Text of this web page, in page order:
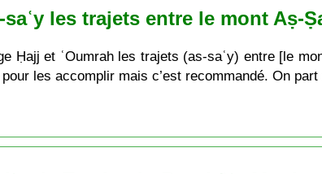
les trajets entre le mont Aṣ-
Ḥajj et ʿOumrah les trajets (as-saʿy) entre [le
les accomplir mais c’est recommandé. On